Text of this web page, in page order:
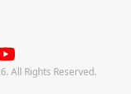
All Rights Reserved.